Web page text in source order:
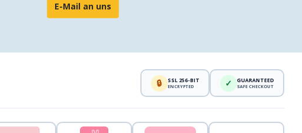
E-Mail an uns
🔒 SSL 256-BIT
ENCRYPTED ✓ GUARANTEED
SAFE CHECKOUT